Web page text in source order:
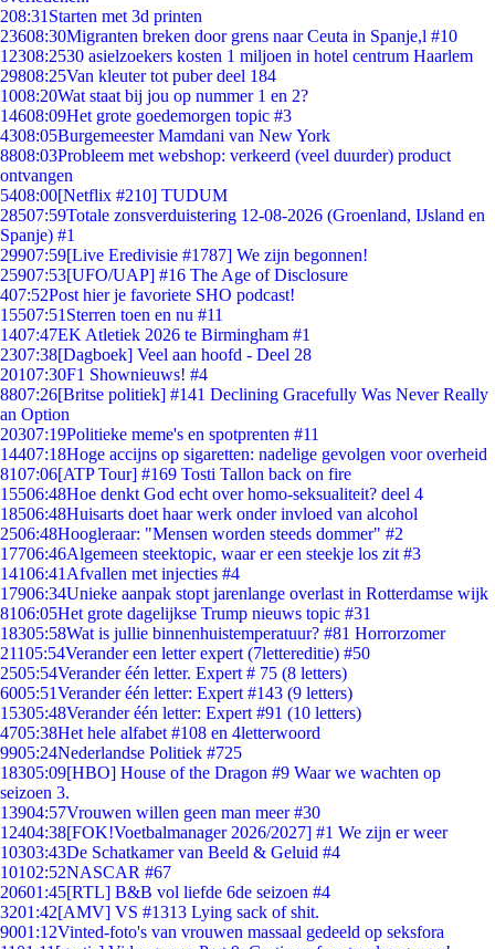
208:31 Starten met 3d printen
23608:30Migranten breken door grens naar Ceuta in Spanje,l #10
12308:2530 asielzoekers kosten 1 miljoen in hotel centrum Haarlem
29808:25Van kleuter tot puber deel 184
1008:20Wat staat bij jou op nummer 1 en 2?
14608:09Het grote goedemorgen topic #3
4308:05Burgemeester Mamdani van New York
8808:03Probleem met webshop: verkeerd (veel duurder) product
ontvangen
5408:00[Netflix #210] TUDUM
28507:59Totale zonsverduistering 12-08-2026 (Groenland, IJsland en
Spanje) #1
29907:59[Live Eredivisie #1787] We zijn begonnen!
25907:53[UFO/UAP] #16 The Age of Disclosure
407:52Post hier je favoriete SHO podcast!
15507:51 Sterren toen en nu #11
1407:47EK Atletiek 2026 te Birmingham #1
2307:38[Dagboek] Veel aan hoofd - Deel 28
20107:30F1 Shownieuws! #4
8807:26[Britse politiek] #141 Declining Gracefully Was Never Really
an Option
20307:19Politieke meme's en spotprenten #11
14407:18Hoge accijns op sigaretten: nadelige gevolgen voor overheid
8107:06[ATP Tour] #169 Tosti Tallon back on fire
15506:48Hoe denkt God echt over homo-seksualiteit? deel 4
18506:48Huisarts doet haar werk onder invloed van alcohol
2506:48Hoogleraar: "Mensen worden steeds dommer" #2
17706:46Algemeen steektopic, waar er een steekje los zit #3
14106:41 Afvallen met injecties #4
17906:34Unieke aanpak stopt jarenlange overlast in Rotterdamse wijk
8106:05Het grote dagelijkse Trump nieuws topic #31
18305:58Wat is jullie binnenhuistemperatuur? #81 Horrorzomer
21105:54Verander een letter expert (7lettereditie) #50
2505:54Verander één letter. Expert # 75 (8 letters)
6005:51Verander één letter: Expert #143 (9 letters)
15305:48Verander één letter: Expert #91 (10 letters)
4705:38Het hele alfabet #108 en 4letterwoord
9905:24Nederlandse Politiek #725
18305:09[HBO] House of the Dragon #9 Waar we wachten op
seizoen 3.
13904:57Vrouwen willen geen man meer #30
12404:38[FOK!Voetbalmanager 2026/2027] #1 We zijn er weer
10303:43De Schatkamer van Beeld & Geluid #4
10102:52NASCAR #67
20601:45[RTL] B&B vol liefde 6de seizoen #4
3201:42[AMV] VS #1313 Lying sack of shit.
9001:12Vinted-foto's van vrouwen massaal gedeeld op seksfora